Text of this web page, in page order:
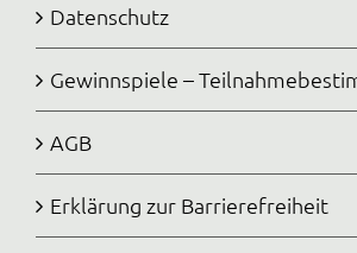
Datenschutz
Gewinnspiele –
AGB
Erklärung zur Barrierefreiheit